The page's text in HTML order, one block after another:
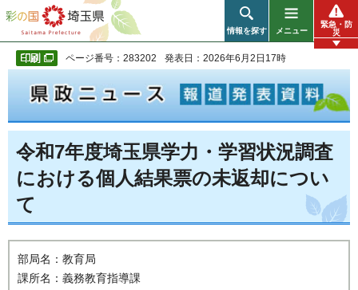
彩の国 埼玉県
情報を探す メニュー
緊急・防
災
ページ番号：283202 発表日：2026年6月2日17時
令和7年度埼玉県学力・学習状況調査
における個人結果票の未返却につい
て
部局名：教育局
課所名：義務教育指導課